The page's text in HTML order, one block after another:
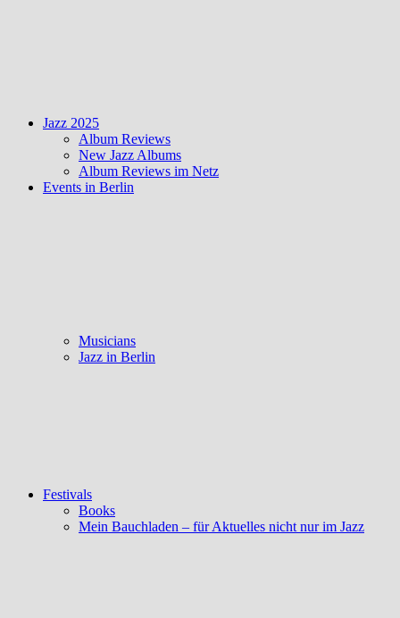
Jazz 2025
Album Reviews
New Jazz Albums
Album Reviews im Netz
Events in Berlin
Musicians
Jazz in Berlin
Festivals
Books
Mein Bauchladen – für Aktuelles nicht nur im Jazz